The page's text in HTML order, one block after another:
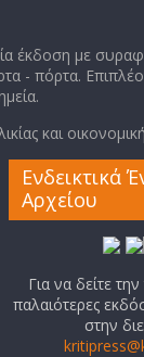
έκδοση με
- πόρτα.
και
Ενδεικτικά
Αρχείου
Για να δείτε
παλαιότερες
στην